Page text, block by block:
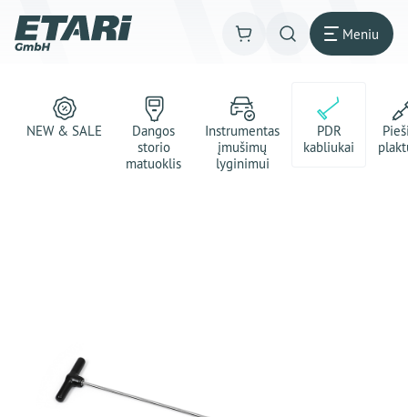
Meniu
NEW & SALE
Dangos
storio
matuoklis
Instrumentas
įmušimų
lyginimui
PDR
kabliukai